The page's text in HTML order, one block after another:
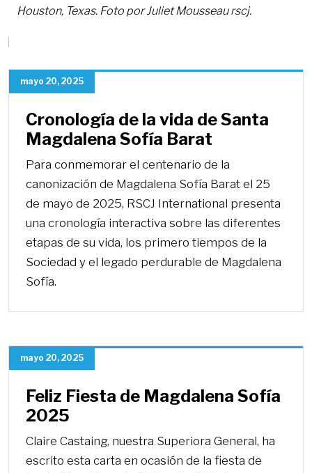
Houston, Texas. Foto por Juliet Mousseau rscj.
mayo 20, 2025
Cronología de la vida de Santa
Magdalena Sofía Barat
Para conmemorar el centenario de la
canonización de Magdalena Sofía Barat el 25
de mayo de 2025, RSCJ International presenta
una cronología interactiva sobre las diferentes
etapas de su vida, los primero tiempos de la
Sociedad y el legado perdurable de Magdalena
Sofía.
mayo 20, 2025
Feliz Fiesta de Magdalena Sofía
2025
Claire Castaing, nuestra Superiora General, ha
escrito esta carta en ocasión de la fiesta de